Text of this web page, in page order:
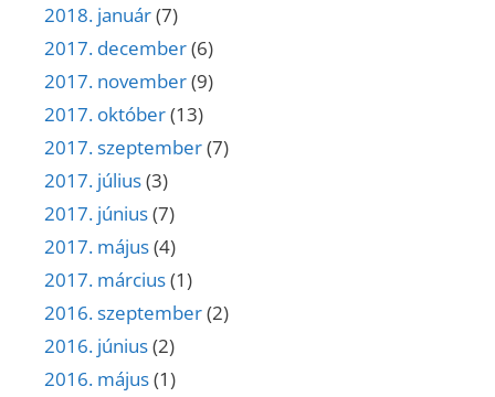
2018. január(7)
2017. december(6)
2017. november(9)
2017. október(13)
2017. szeptember(7)
2017. július(3)
2017. június(7)
2017. május(4)
2017. március(1)
2016. szeptember(2)
2016. június(2)
2016. május(1)